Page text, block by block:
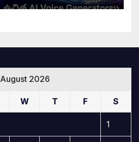
August 2026
W T F S
1